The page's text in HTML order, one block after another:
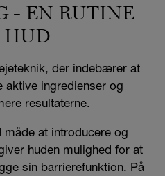
- EN RUTINE
HUD
der indebærer at
aktive ingredienser og
resultaterne.
måde at introducere og
huden mulighed for at
sin barrierefunktion. På